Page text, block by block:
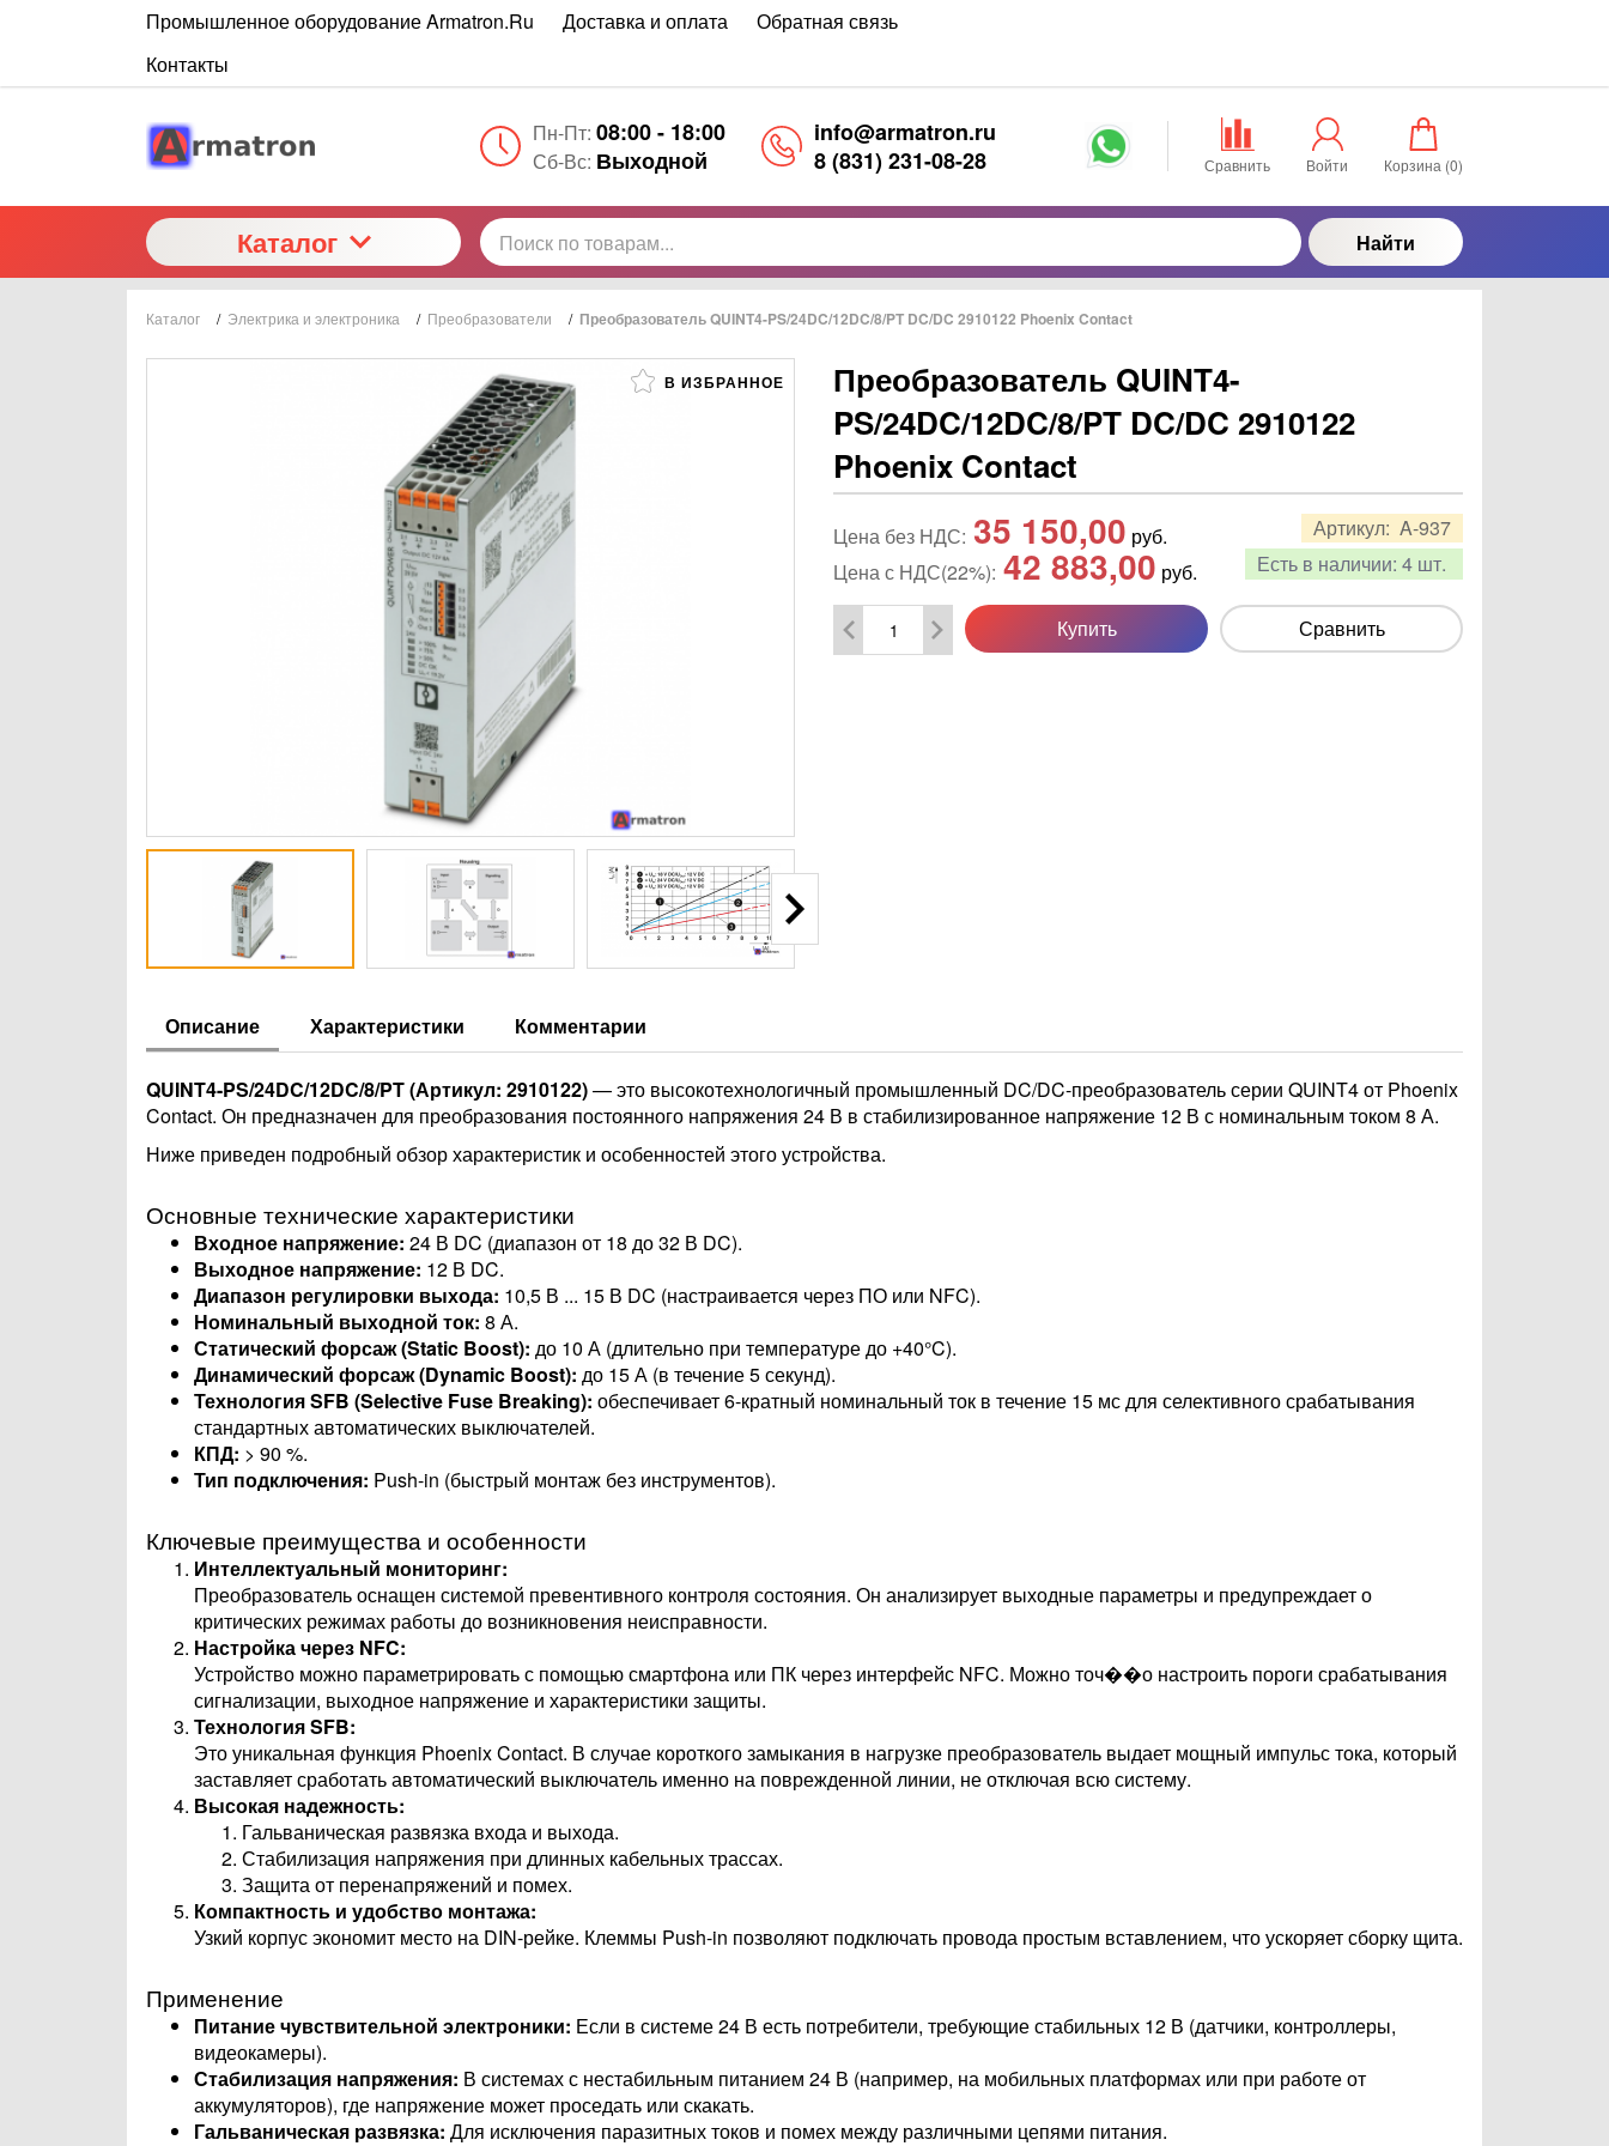
Промышленное оборудование Armatron.Ru Доставка и оплата
Обратная связь
Контакты
Пн-Пт: 08:00 - 18:00
Сб-Вс: Выходной
info@armatron.ru
8 (831) 231-08-28
Сравнить Войти Корзина (0)
Каталог Найти
Каталог / Электрика и электроника / Преобразователи / Преобразователь QUINT4-PS/24DC/12DC/8/PT DC/DC 2910122 Phoenix Contact
В ИЗБРАННОЕ
Преобразователь QUINT4-
PS/24DC/12DC/8/PT DC/DC 2910122
Phoenix Contact
Артикул: A-937
Есть в наличии: 4 шт.
Цена без НДС: 35 150,00 руб.
Цена с НДС(22%): 42 883,00 руб.
Купить Сравнить
Описание Характеристики Комментарии
QUINT4-PS/24DC/12DC/8/PT (Артикул: 2910122)— это высокотехнологичный промышленный DC/DC-преобразователь серии QUINT4 от Phoenix
Contact. Он предназначен для преобразования постоянного напряжения 24 В в стабилизированное напряжение 12 В с номинальным током 8 А.
Ниже приведен подробный обзор характеристик и особенностей этого устройства.
Основные технические характеристики
Входное напряжение: 24 В DC (диапазон от 18 до 32 В DC).
Выходное напряжение: 12 В DC.
Диапазон регулировки выхода: 10,5 В ... 15 В DC (настраивается через ПО или NFC).
Номинальный выходной ток: 8 А.
Статический форсаж (Static Boost): до 10 А (длительно при температуре до +40°C).
Динамический форсаж (Dynamic Boost): до 15 А (в течение 5 секунд).
Технология SFB (Selective Fuse Breaking): обеспечивает 6-кратный номинальный ток в течение 15 мс для селективного срабатывания
стандартных автоматических выключателей.
КПД: > 90 %.
Тип подключения: Push-in (быстрый монтаж без инструментов).
Ключевые преимущества и особенности
Интеллектуальный мониторинг:
Преобразователь оснащен системой превентивного контроля состояния. Он анализирует выходные параметры и предупреждает о
критических режимах работы до возникновения неисправности.
Настройка через NFC:
Устройство можно параметрировать с помощью смартфона или ПК через интерфейс NFC. Можно точ��о настроить пороги срабатывания
сигнализации, выходное напряжение и характеристики защиты.
Технология SFB:
Это уникальная функция Phoenix Contact. В случае короткого замыкания в нагрузке преобразователь выдает мощный импульс тока, который
заставляет сработать автоматический выключатель именно на поврежденной линии, не отключая всю систему.
Высокая надежность:
Гальваническая развязка входа и выхода.
Стабилизация напряжения при длинных кабельных трассах.
Защита от перенапряжений и помех.
Компактность и удобство монтажа:
Узкий корпус экономит место на DIN-рейке. Клеммы Push-in позволяют подключать провода простым вставлением, что ускоряет сборку щита.
Применение
Питание чувствительной электроники: Если в системе 24 В есть потребители, требующие стабильных 12 В (датчики, контроллеры,
видеокамеры).
Стабилизация напряжения: В системах с нестабильным питанием 24 В (например, на мобильных платформах или при работе от
аккумуляторов), где напряжение может проседать или скакать.
Гальваническая развязка: Для исключения паразитных токов и помех между различными цепями питания.